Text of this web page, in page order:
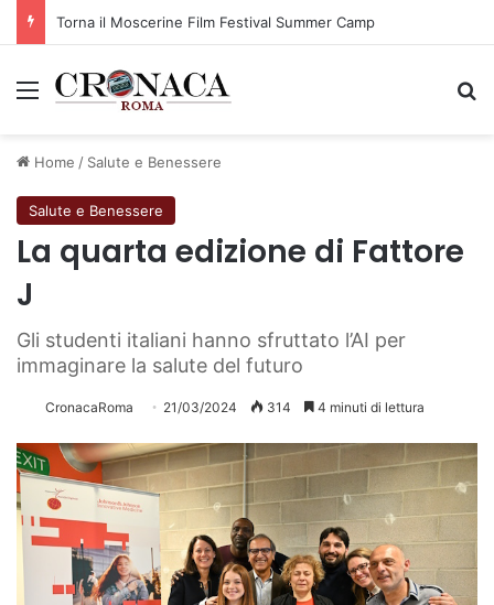
Torna il Moscerine Film Festival Summer Camp
Menu
Home / Salute e Benessere
Salute e Benessere
La quarta edizione di Fattore
J
Gli studenti italiani hanno sfruttato l’AI per
immaginare la salute del futuro
CronacaRoma 21/03/2024 314 4 minuti di lettura